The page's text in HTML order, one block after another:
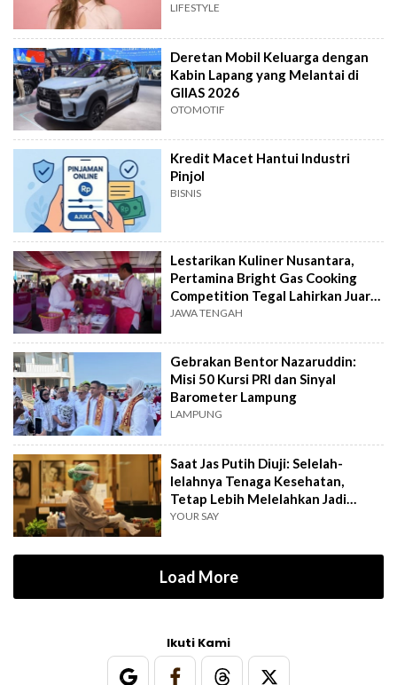
LIFESTYLE
Deretan Mobil Keluarga dengan
Kabin Lapang yang Melantai di
GIIAS 2026
OTOMOTIF
Kredit Macet Hantui Industri
Pinjol
BISNIS
Lestarikan Kuliner Nusantara,
Pertamina Bright Gas Cooking
Competition Tegal Lahirkan Juara
Baru
JAWA TENGAH
Gebrakan Bentor Nazaruddin:
Misi 50 Kursi PRI dan Sinyal
Barometer Lampung
LAMPUNG
Saat Jas Putih Diuji: Selelah-
lelahnya Tenaga Kesehatan,
Tetap Lebih Melelahkan Jadi
Pasien
YOUR SAY
Load More
Ikuti Kami